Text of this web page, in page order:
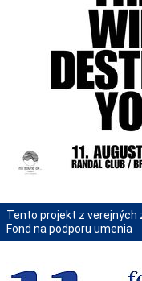
Tento projekt z verejných
Fond na podporu umenia